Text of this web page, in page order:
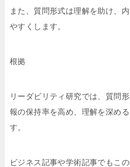
また、質問形式は理解を助け、
やすくします。
根拠
リーダビリティ研究では、質問
報の保持率を高め、理解を深め
す。
ビジネス記事や学術記事でもこ